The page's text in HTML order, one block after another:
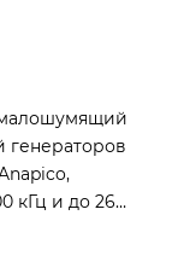
малошумящий
кГц и до 26